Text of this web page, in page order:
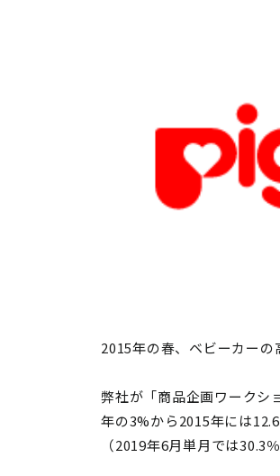
2015年の春、ベビーカーの
弊社が「商品企画ワークシ
年の3%から2015年には
（2019年6月単月では30.3